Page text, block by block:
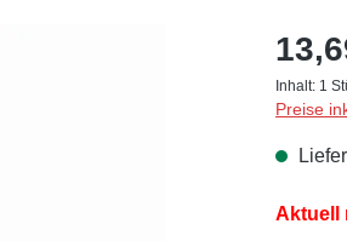
Inhalt: 1
Preise
Aktuell